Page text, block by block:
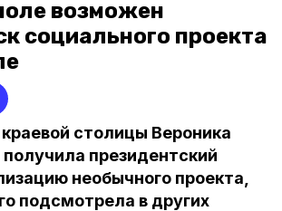
возможен
социального проекта
столицы Вероника
президентский
необычного проекта,
подсмотрела в других